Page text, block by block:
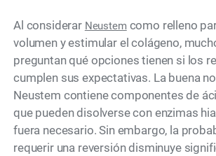
Al considerar Neustem como relleno
volumen y estimular el colágeno,
preguntan qué opciones tienen si los
cumplen sus expectativas. La buena
Neustem contiene componentes de
que pueden disolverse con enzimas
fuera necesario. Sin embargo, la
requerir una reversión disminuye